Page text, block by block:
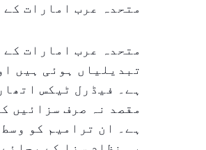
متحدہ عرب امارات کے
متحدہ عرب امارات
تبدیلیاں ہوئی ہیں
ہے۔ فیڈرل ٹیکس
مقصد نہ صرف سزائیں
ہے۔ ان ترامیم کو